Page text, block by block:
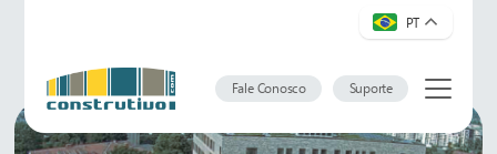
PT
Fale Conosco Suporte